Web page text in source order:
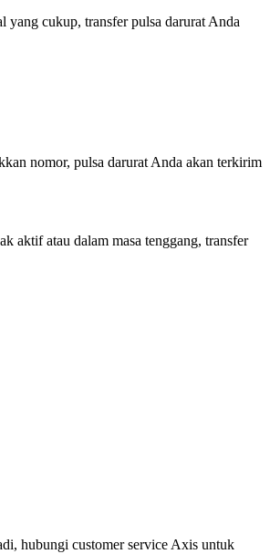
cukup, transfer pulsa darurat Anda
nomor, pulsa darurat Anda akan terkirim
aktif atau dalam masa tenggang, transfer
hubungi customer service Axis untuk